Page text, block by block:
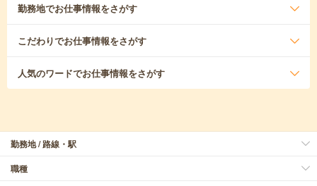
勤務地でお仕事情報をさがす
こだわりでお仕事情報をさがす
人気のワードでお仕事情報をさがす
勤務地 / 路線・駅
職種